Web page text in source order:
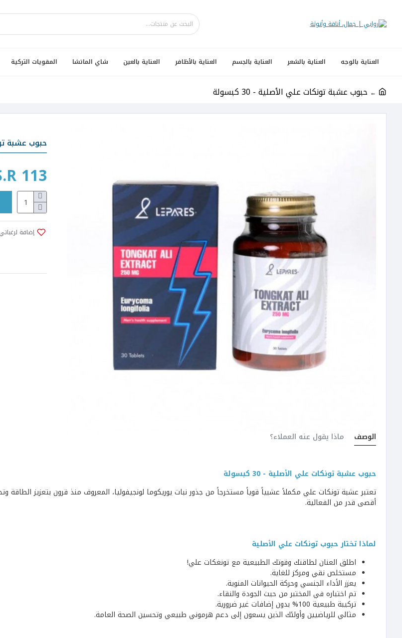
العناية بالوجه العناية بالشعر العناية بالجسم العناية بالأظافر العناية بالعين شاي الماتشا المقويات التركية
حبوب عشبة تونكات علي الأصلية - 30 كبسولة
حبوب عشبة
113
إضافة لرغباتي
الوصف ماذا يقول عنه العملاء؟
حبوب عشبة تونكات علي الأصلية - 30 كبسولة
تعتبر عشبة تونكات علي مكملاً عشبياً قوياً مستخرجاً من جذور نبات يوريكوما لونجيفوليا، المعروف منذ قرون بتعزيز الطاقة
أقصى قدر من الفعالية.
لماذا تختار حبوب تونكات علي الأصلية
اطلق العنان لطاقتك وقوتك الطبيعية مع تونغكات علي!
مستخلص نقي ومركز للغاية.
يعزز الأداء الجنسي وحركة الحيوانات المنوية.
تم اختباره في المختبر من حيث الجودة والنقاء.
تركيبة طبيعية 100% بدون إضافات غير ضرورية.
مثالي للرياضيين وأولئك الذين يسعون إلى دعم هرموني طبيعي وتحسين الصحة العامة.